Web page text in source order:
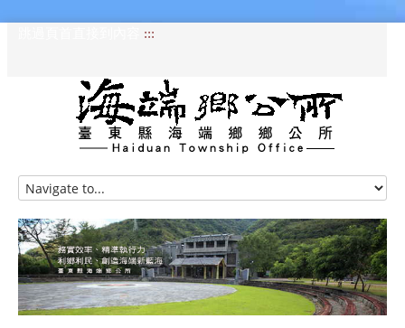
:::
HOME
訊息專區
認識海端
公所介紹